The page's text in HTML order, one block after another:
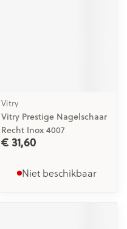
Vitry
Vitry Prestige Nagelschaar
Recht Inox 4007
€ 31,60
Niet beschikbaar